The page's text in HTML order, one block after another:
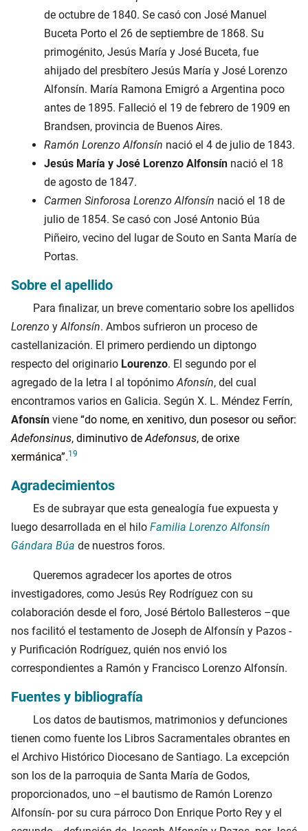
de octubre de 1840. Se casó con José Manuel
Buceta Porto el 26 de septiembre de 1868. Su
primogénito, Jesús María y José Buceta, fue
ahijado del presbítero Jesús María y José Lorenzo
Alfonsín. María Ramona Emigró a Argentina poco
antes de 1895. Falleció el 19 de febrero de 1909 en
Brandsen, provincia de Buenos Aires.
Ramón Lorenzo Alfonsín nació el 4 de julio de 1843.
Jesús María y José Lorenzo Alfonsín nació el 18
de agosto de 1847.
Carmen Sinforosa Lorenzo Alfonsín nació el 18 de
julio de 1854. Se casó con José Antonio Búa
Piñeiro, vecino del lugar de Souto en Santa María de
Portas.
Sobre el apellido
Para finalizar, un breve comentario sobre los apellidos
Lorenzo yAlfonsín. Ambos sufrieron un proceso de
castellanización. El primero perdiendo un diptongo
respecto del originario Lourenzo. El segundo por el
agregado de la letra l al topónimoAfonsín, del cual
encontramos varios en Galicia. Según X. L. Méndez Ferrín,
Afonsín viene do nome, en xenitivo, dun posesor ou señor:
Adefonsinus, diminutivo deAdefonsus, de orixe
xermánica .19
Agradecimientos
Es de subrayar que esta genealogía fue expuesta y
luego desarrollada en el hilo Familia Lorenzo Alfonsín
Gándara Búa de nuestros foros.
Queremos agradecer los aportes de otros
investigadores, como Jesús Rey Rodríguez con su
colaboración desde el foro, José Bértolo Ballesteros –que
nos facilitó el testamento de Joseph de Alfonsín y Pazos -
y Purificación Rodríguez, quién nos envió los
correspondientes a Ramón y Francisco Lorenzo Alfonsín.
Fuentes y bibliografía
Los datos de bautismos, matrimonios y defunciones
tienen como fuente los Libros Sacramentales obrantes en
el Archivo Histórico Diocesano de Santiago. La excepción
son los de la parroquia de Santa María de Godos,
proporcionados, uno –el bautismo de Ramón Lorenzo
Alfonsín- por su cura párroco Don Enrique Porto Rey y el